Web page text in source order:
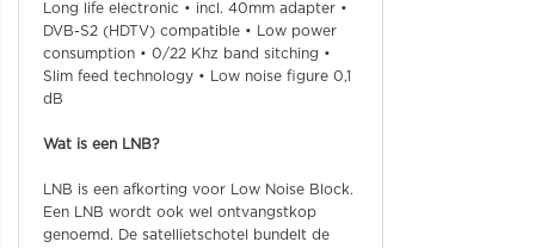
Long life electronic • incl. 40mm adapter •
DVB-S2 (HDTV) compatible • Low power
consumption • 0/22 Khz band sitching •
Slim feed technology • Low noise figure 0,1
dB
Wat is een LNB?
LNB is een afkorting voor Low Noise Block.
Een LNB wordt ook wel ontvangstkop
genoemd. De satellietschotel bundelt de